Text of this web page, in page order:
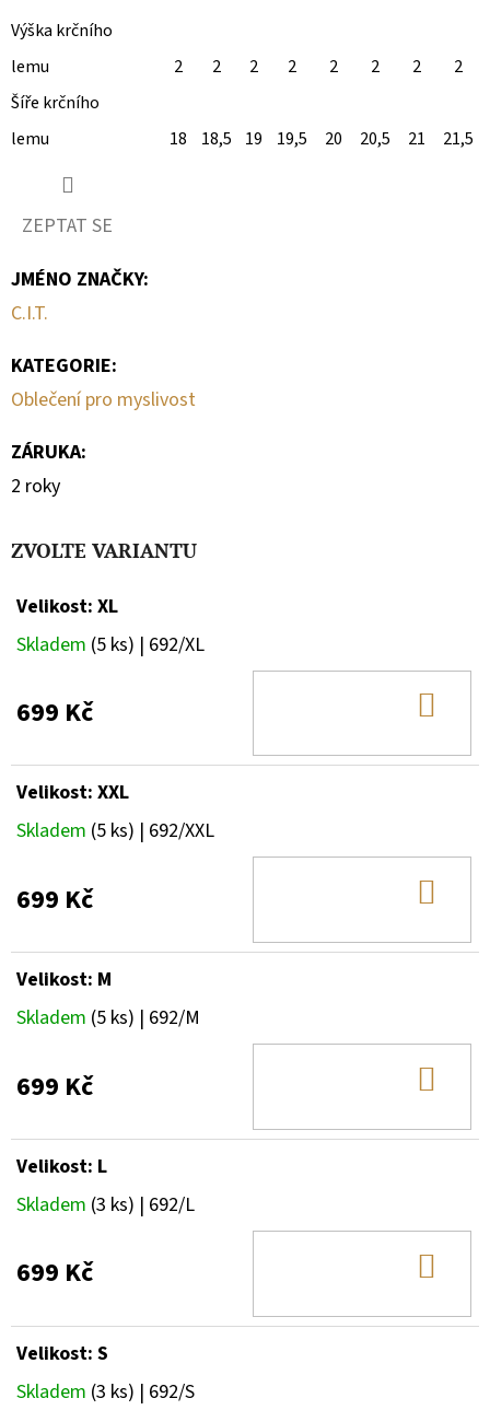
Výška krčního
lemu
2 2 2 2 2 2 2
2
Šíře krčního
lemu
18 18,5 19 19,5 20 20,5 21 21,5
ZEPTAT SE
JMÉNO ZNAČKY:
C.I.T.
KATEGORIE:
Oblečení pro myslivost
ZÁRUKA:
2 roky
ZVOLTE VARIANTU
Velikost: XL
Skladem (5 ks) | 692/XL
699 Kč
Velikost: XXL
Skladem (5 ks) | 692/XXL
699 Kč
Velikost: M
Skladem (5 ks) | 692/M
699 Kč
Velikost: L
Skladem (3 ks) | 692/L
699 Kč
Velikost: S
Skladem (3 ks) | 692/S